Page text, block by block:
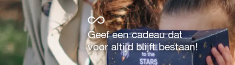
Geef een cadeau dat
voor altijd blijft bestaan!